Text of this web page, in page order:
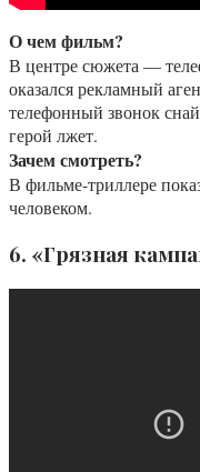
О чем фильм?
В центре сюжета —
оказался рекламный
телефонный звонок
герой лжет.
Зачем смотреть?
В фильме-триллере
человеком.
6. «Грязная